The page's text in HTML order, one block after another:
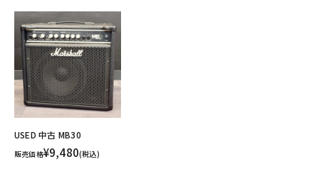
USED 中古 MB30
販売価格¥9,480(税込)